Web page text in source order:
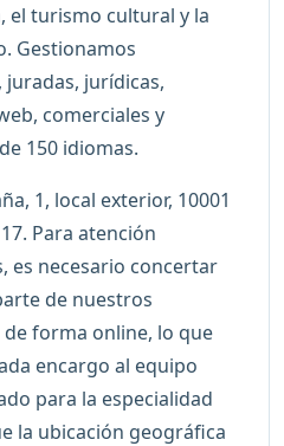
el turismo cultural y la
Gestionamos
jurídicas,
comerciales y
150 idiomas.
1, local exterior, 10001
Para atención
es necesario concertar
de nuestros
forma online, lo que
encargo al equipo
para la especialidad
la ubicación geográfica